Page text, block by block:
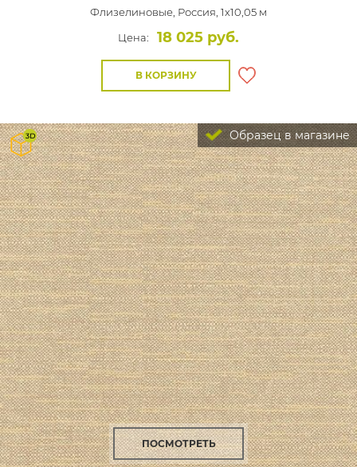
Флизелиновые, Россия, 1x10,05 м
Цена:
18 025 руб.
В КОРЗИНУ
Образец в магазине
ПОСМОТРЕТЬ